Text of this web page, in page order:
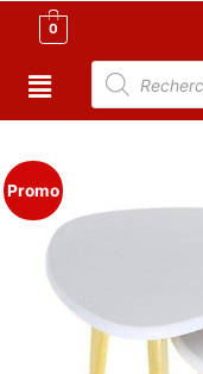
0
Promo